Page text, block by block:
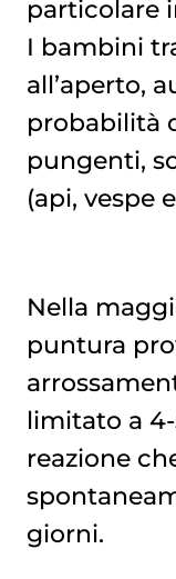
particolare
I bambini
all’aperto,
probabilità
pungenti,
(api, vespe
Nella
puntura
limitato a
reazione
giorni.